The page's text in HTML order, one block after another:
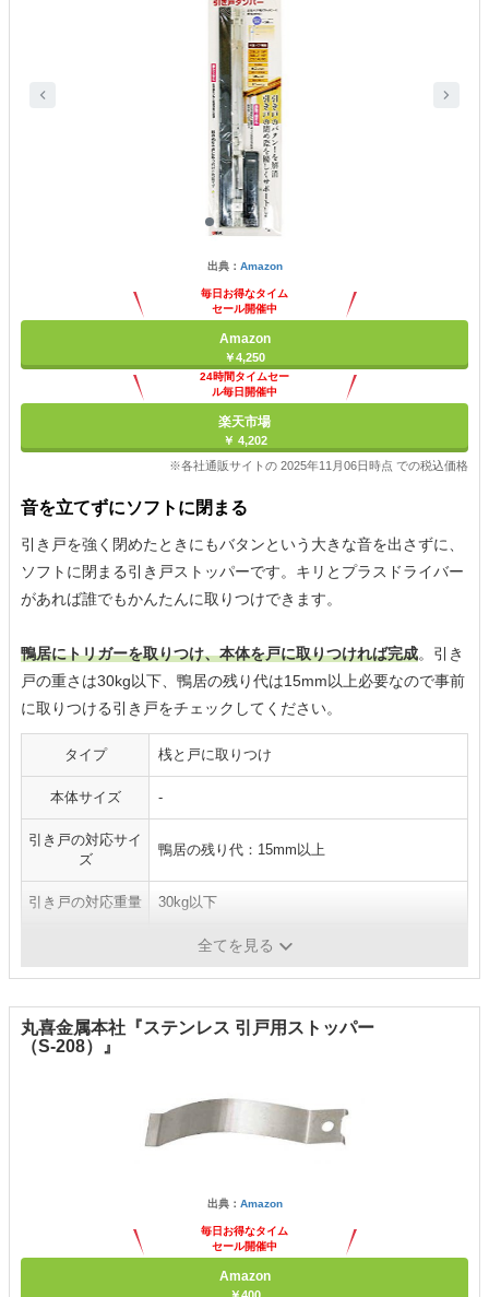
出典： Amazon
毎日お得なタイム
セール開催中
Amazon
￥4,250
24時間タイムセー
ル毎日開催中
楽天市場
￥ 4,202
※各社通販サイトの 2025年11月06日時点 での税込価格
音を立てずにソフトに閉まる
引き戸を強く閉めたときにもバタンという大きな音を出さずに、
ソフトに閉まる引き戸ストッパーです。キリとプラスドライバー
があれば誰でもかんたんに取りつけできます。
鴨居にトリガーを取りつけ、本体を戸に取りつければ完成。引き
戸の重さは30kg以下、鴨居の残り代は15mm以上必要なので事前
に取りつける引き戸をチェックしてください。
タイプ 桟と戸に取りつけ
本体サイズ -
引き戸の対応サイ
ズ
鴨居の残り代：15mm以上
引き戸の対応重量 30kg以下
ネジ止め全てを見る
丸喜金属本社『ステンレス 引戸用ストッパー
（S-208）』
出典： Amazon
毎日お得なタイム
セール開催中
Amazon